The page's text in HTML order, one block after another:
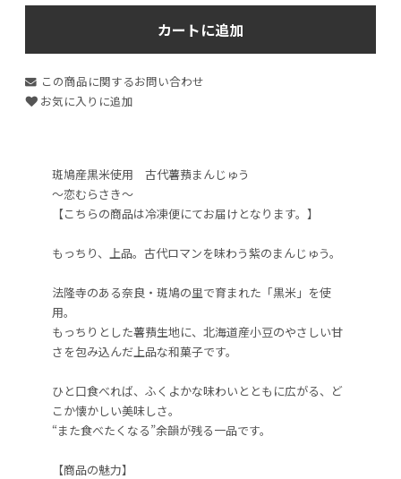
カートに追加
この商品に関するお問い合わせ
お気に入りに追加
斑鳩産黒米使用 古代薯蕷まんじゅう
～恋むらさき～
【こちらの商品は冷凍便にてお届けとなります。】
もっちり、上品。古代ロマンを味わう紫のまんじゅう。
法隆寺のある奈良・斑鳩の里で育まれた「黒米」を使
用。
もっちりとした薯蕷生地に、北海道産小豆のやさしい甘
さを包み込んだ上品な和菓子です。
ひと口食べれば、ふくよかな味わいとともに広がる、ど
こか懐かしい美味しさ。
“また食べたくなる”余韻が残る一品です。
【商品の魅力】